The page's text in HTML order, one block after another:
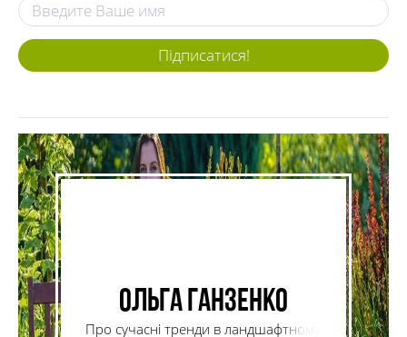
Підписатися!
Ольга Ганзенко
Про сучасні тренди в ландшафтному